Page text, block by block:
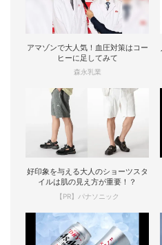
アマゾンで大人気！血圧対策はコー
ヒーに足してみて
森永乳業
好印象を与える大人のショーツスタ
イルは肌の見え方が重要！？
【PR】パナソニック